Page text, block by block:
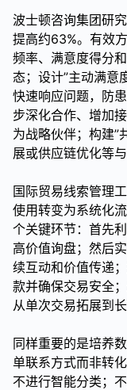
波士顿咨询集团研
提高约63%。有效
频率、满意度得分
态；设计”主动满意
快速响应问题，防
步深化合作、增加
为战略伙伴；构建”
展或供应链优化等
国际贸易线索管理
使用转变为系统化
个关键环节：首先
高价值询盘；然后
续互动和价值传递
款并确保交易安全
从单次交易拓展到长
同样重要的是培养
单联系方式而非转
不进行智能分类；